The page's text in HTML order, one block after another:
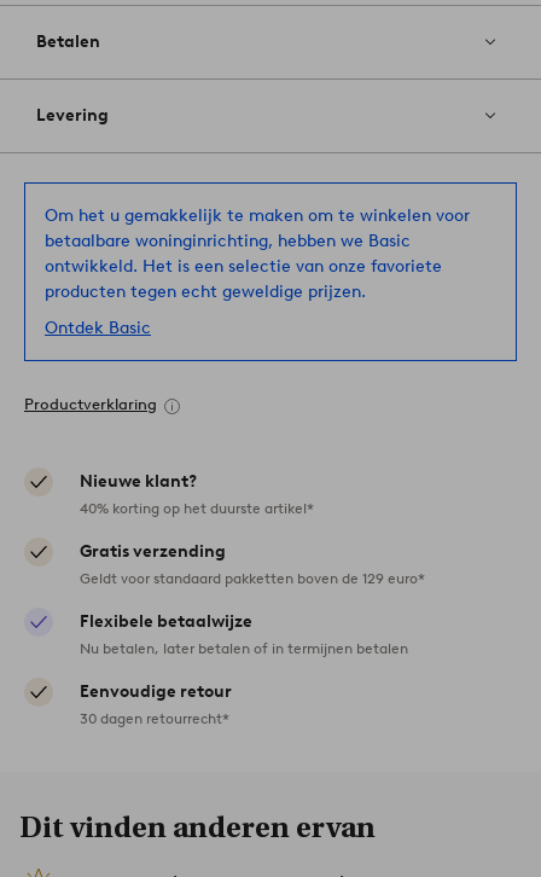
Betalen
Levering
Om het u gemakkelijk te maken om te winkelen voor
betaalbare woninginrichting, hebben we Basic
ontwikkeld. Het is een selectie van onze favoriete
producten tegen echt geweldige prijzen.
Ontdek Basic
Productverklaring
Nieuwe klant?
40% korting op het duurste artikel*
Gratis verzending
Geldt voor standaard pakketten boven de 129 euro*
Flexibele betaalwijze
Nu betalen, later betalen of in termijnen betalen
Eenvoudige retour
30 dagen retourrecht*
Dit vinden anderen ervan